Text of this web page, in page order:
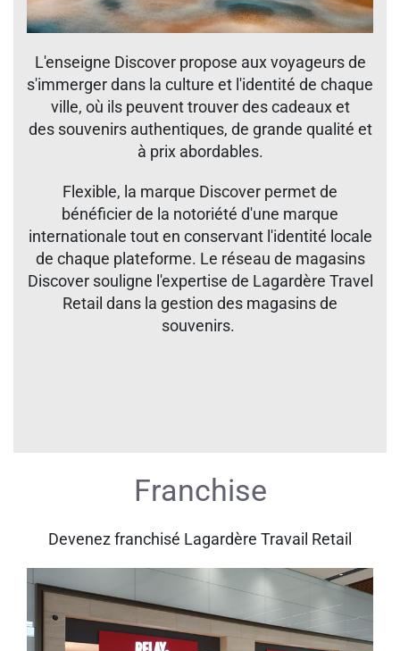
L'enseigne Discover propose aux voyageurs de
s'immerger dans la culture et l'identité de chaque
ville, où ils peuvent trouver des cadeaux et
des souvenirs authentiques, de grande qualité et
à prix abordables.​
​Flexible, la marque Discover permet de
bénéficier de la notoriété d'une marque
internationale tout en conservant l'identité locale
de chaque plateforme. Le réseau de magasins
Discover souligne l'expertise de Lagardère Travel
Retail dans la gestion des magasins de
souvenirs.
Franchise
Devenez franchisé Lagardère Travail Retail